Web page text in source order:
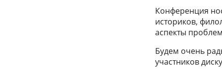
Конференция
историков,
аспекты
Будем очень
участников